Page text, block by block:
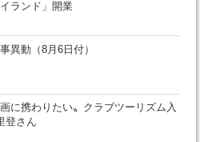
ランド」開業
異動（8月6日付）
画に携わりたい〟クラブツーリズム入
登さん